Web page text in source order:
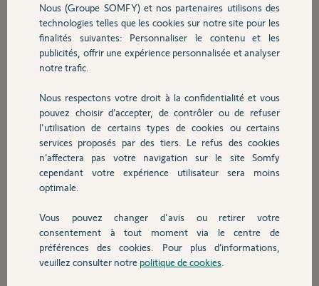
Sécurité
Domotique
Chauffage
Autres produits
Devis avec un pro
Contact
transmettre un Numéro ou mail de contact pour la prise en compte
de cet échange de sirène défectueuse.
Participer au fil de discussion
Réponses
Bonjour Rénald,
Je vous confirme que d'après ce que vous nous indiquez, il semblerait que
votre Sirène Intérieure soit défectueuse. Afin de gérer votre SAV, je vais
avoir besoin d'informations personnelles et c'est pour cette raison que je
viens de vous envoyer un mail pour continuer votre dépannage en privé.
Nous (Groupe SOMFY) et nos partenaires utilisons des
technologies telles que les cookies sur notre site pour les
finalités suivantes: Personnaliser le contenu et les
publicités, offrir une expérience personnalisée et analyser
notre trafic.
Nous respectons votre droit à la confidentialité et vous
pouvez choisir d’accepter, de contrôler ou de refuser
l'utilisation de certains types de cookies ou certains
services proposés par des tiers. Le refus des cookies
n’affectera pas votre navigation sur le site Somfy
cependant votre expérience utilisateur sera moins
optimale.
Vous pouvez changer d'avis ou retirer votre
consentement à tout moment via le centre de
préférences des cookies. Pour plus d’informations,
veuillez consulter notre politique de cookies